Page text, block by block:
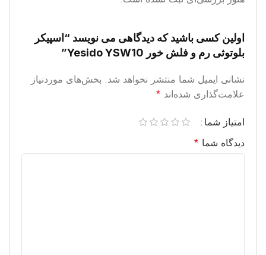
اولین کسی باشید که دیدگاهی می نویسد “اسپیکر
بلوتوثی رم و فلش خور Yesido YSW10”
نشانی ایمیل شما منتشر نخواهد شد. بخش‌های موردنیاز
علامت‌گذاری شده‌اند *
امتیاز شما
دیدگاه شما *